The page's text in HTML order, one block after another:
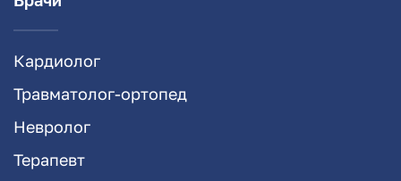
Кардиолог
Травматолог-ортопед
Невролог
Терапевт